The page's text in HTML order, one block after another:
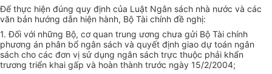
Để thực hiện đúng quy định của Luật Ngân sách nhà nước và các
văn bản hướng dẫn hiện hành, Bộ Tài chính đề nghị:
1. Đối với những Bộ, cơ quan trung ương chưa gửi Bộ Tài chính
phương án phân bổ ngân sách và quyết định giao dự toán ngân
sách cho các đơn vị sử dụng ngân sách trực thuộc phải khẩn
trương triển khai gấp và hoàn thành trước ngày 15/2/2004;